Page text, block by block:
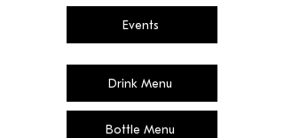
Events
Drink Menu
Bottle Menu